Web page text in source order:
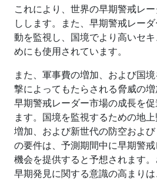
これにより、世界の早期警戒レ
しします。また、早期警戒レー
動を監視し、国境でより高いセ
めにも使用されています。
また、軍事費の増加、および国
撃によってもたらされる脅威の増
早期警戒レーダー市場の成長を
ます。国境を監視するための地
増加、および新世代の防空およ
の要件は、予測期間中に早期警
機会を提供すると予想されます
早期発見に関する意識の高まり